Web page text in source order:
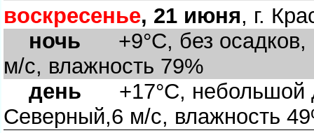
оскресенье, 21 июня, г.
ночь +9°C, без осадков,
м/с, влажность 79%
день +17°C, небольшой
Северный,6 м/с, влажность